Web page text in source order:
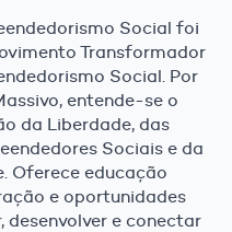
Social foi
Transformador
Social. Por
entende-se o
da Liberdade, das
Sociais e da
Oferece educação
e oportunidades
e conectar